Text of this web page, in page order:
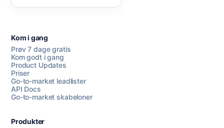
Kom i gang
Prøv 7 dage gratis
Kom godt i gang
Product Updates
Priser
Go-to-market leadlister
API Docs
Go-to-market skabeloner
Produkter